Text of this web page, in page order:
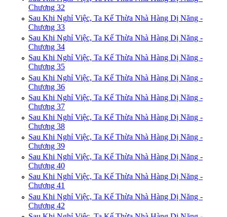
Chương 32
Sau Khi Nghỉ Việc, Ta Kế Thừa Nhà Hàng Dị Năng -
Chương 33
Sau Khi Nghỉ Việc, Ta Kế Thừa Nhà Hàng Dị Năng -
Chương 34
Sau Khi Nghỉ Việc, Ta Kế Thừa Nhà Hàng Dị Năng -
Chương 35
Sau Khi Nghỉ Việc, Ta Kế Thừa Nhà Hàng Dị Năng -
Chương 36
Sau Khi Nghỉ Việc, Ta Kế Thừa Nhà Hàng Dị Năng -
Chương 37
Sau Khi Nghỉ Việc, Ta Kế Thừa Nhà Hàng Dị Năng -
Chương 38
Sau Khi Nghỉ Việc, Ta Kế Thừa Nhà Hàng Dị Năng -
Chương 39
Sau Khi Nghỉ Việc, Ta Kế Thừa Nhà Hàng Dị Năng -
Chương 40
Sau Khi Nghỉ Việc, Ta Kế Thừa Nhà Hàng Dị Năng -
Chương 41
Sau Khi Nghỉ Việc, Ta Kế Thừa Nhà Hàng Dị Năng -
Chương 42